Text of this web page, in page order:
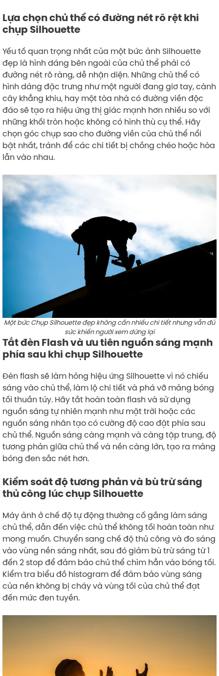
Lựa chọn chủ thể có đường nét rõ rệt khi
chụp Silhouette
Yếu tố quan trọng nhất của một bức ảnh Silhouette
đẹp là hình dáng bên ngoài của chủ thể phải có
đường nét rõ ràng, dễ nhận diện. Những chủ thể có
hình dáng đặc trưng như một người đang giơ tay, cành
cây khẳng khiu, hay một tòa nhà có đường viền độc
đáo sẽ tạo ra hiệu ứng thị giác mạnh hơn nhiều so với
những khối tròn hoặc không có hình thù cụ thể. Hãy
chọn góc chụp sao cho đường viền của chủ thể nổi
bật nhất, tránh để các chi tiết bị chồng chéo hoặc hòa
lẫn vào nhau.
Một bức Chụp Silhouette đẹp không cần nhiều chi tiết nhưng vẫn đủ
sức khiến người xem dừng lại
Tắt đèn Flash và ưu tiên nguồn sáng mạnh
phía sau khi chụp Silhouette
Đèn flash sẽ làm hỏng hiệu ứng Silhouette vì nó chiếu
sáng vào chủ thể, làm lộ chi tiết và phá vỡ mảng bóng
tối thuần túy. Hãy tắt hoàn toàn flash và sử dụng
nguồn sáng tự nhiên mạnh như mặt trời hoặc các
nguồn sáng nhân tạo có cường độ cao đặt phía sau
chủ thể. Nguồn sáng càng mạnh và càng tập trung, độ
tương phản giữa chủ thể và nền càng lớn, tạo ra mảng
bóng đen sắc nét hơn.
Kiểm soát độ tương phản và bù trừ sáng
thủ công lúc chụp Silhouette
Máy ảnh ở chế độ tự động thường cố gắng làm sáng
chủ thể, dẫn đến việc chủ thể không tối hoàn toàn như
mong muốn. Chuyển sang chế độ thủ công và đo sáng
vào vùng nền sáng nhất, sau đó giảm bù trừ sáng từ 1
đến 2 stop để đảm bảo chủ thể chìm hẳn vào bóng tối.
Kiểm tra biểu đồ histogram để đảm bảo vùng sáng
của nền không bị cháy và vùng tối của chủ thể đạt
đến mức đen tuyền.